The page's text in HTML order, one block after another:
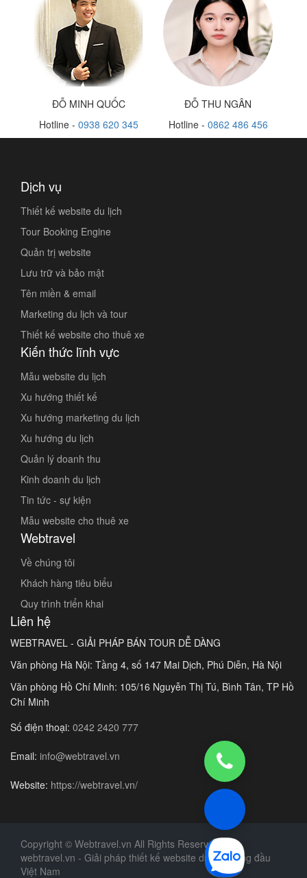
ĐỖ MINH QUỐC
Hotline - 0938 620 345
ĐỖ THU NGÂN
Hotline - 0862 486 456
Dịch vụ
Thiết kế website du lịch
Tour Booking Engine
Quản trị website
Lưu trữ và bảo mật
Tên miền & email
Marketing du lịch và tour
Thiết kế website cho thuê xe
Kiến thức lĩnh vực
Mẫu website du lịch
Xu hướng thiết kế
Xu hướng marketing du lịch
Xu hướng du lịch
Quản lý doanh thu
Kinh doanh du lịch
Tin tức - sự kiện
Mẫu website cho thuê xe
Webtravel
Về chúng tôi
Khách hàng tiêu biểu
Quy trình triển khai
Liên hệ
WEBTRAVEL - GIẢI PHÁP BÁN TOUR DỄ DÀNG
Văn phòng Hà Nội: Tầng 4, số 147 Mai Dịch, Phú Diễn, Hà Nội
Văn phòng Hồ Chí Minh: 105/16 Nguyễn Thị Tú, Bình Tân, TP Hồ
Chí Minh
Số điện thoại: 0242 2420 777
Email: info@webtravel.vn
Website: https://webtravel.vn/
Copyright © Webtravel.vn All Rights Reserved
webtravel.vn - Giải pháp thiết kế website du lịch hàng đầu
Việt Nam